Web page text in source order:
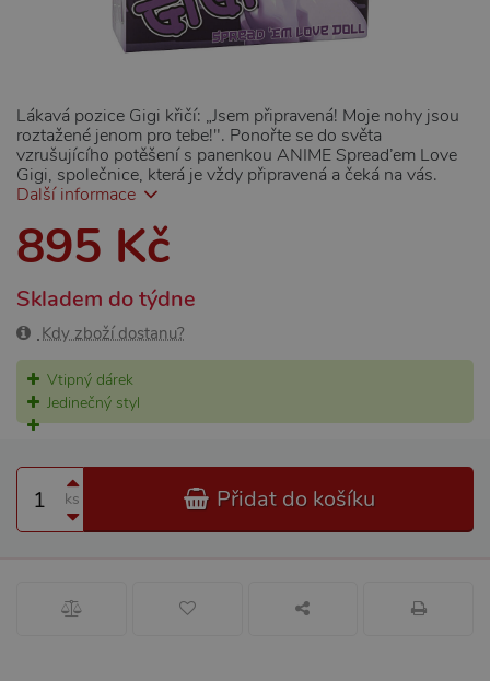
Lákavá pozice Gigi křičí: „Jsem připravená! Moje nohy jsou
roztažené jenom pro tebe!". Ponořte se do světa
vzrušujícího potěšení s panenkou ANIME Spread’em Love
Gigi, společnice, která je vždy připravená a čeká na vás.
Další informace
895 Kč
Skladem do týdne
Kdy zboží dostanu?
Vtipný dárek
Jedinečný styl
ks Přidat do košíku